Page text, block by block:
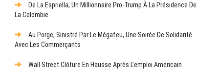
De La Espriella, Un Millionnaire Pro-Trump À La Présidence De
La Colombie
Au Porge, Sinistré Par Le Mégafeu, Une Soirée De Solidarité
Avec Les Commerçants
Wall Street Clôture En Hausse Après L’emploi Américain